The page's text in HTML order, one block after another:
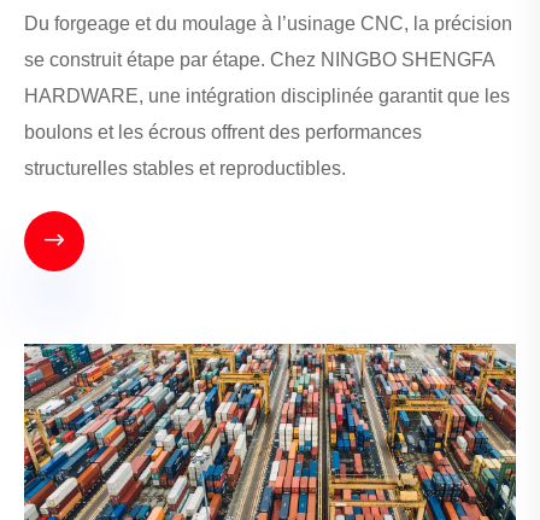
Du forgeage et du moulage à l’usinage CNC, la précision
se construit étape par étape. Chez NINGBO SHENGFA
HARDWARE, une intégration disciplinée garantit que les
boulons et les écrous offrent des performances
structurelles stables et reproductibles.
